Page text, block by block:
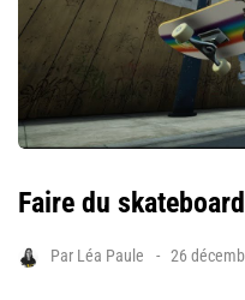
Faire du
Par Léa Paule 26